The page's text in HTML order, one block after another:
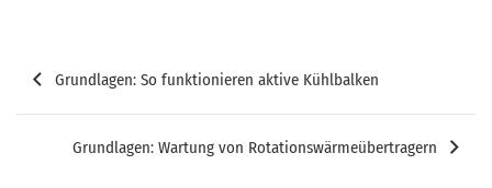
Beitragsnavigation
Grundlagen: So funktionieren aktive Kühlbalken
Grundlagen: Wartung von Rotationswärmeübertragern